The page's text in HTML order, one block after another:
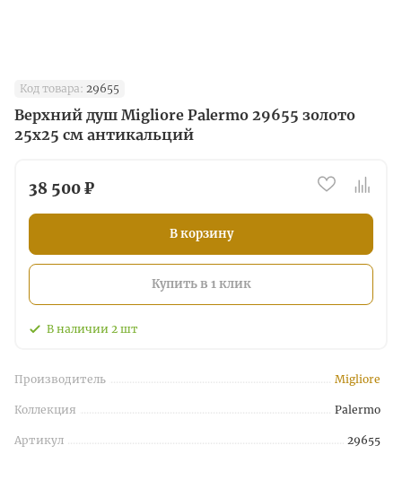
Код товара: 29655
Верхний душ Migliore Palermo 29655 золото
25x25 см антикальций
38 500 ₽
В корзину
Купить в 1 клик
В наличии 2 шт
Производитель Migliore
Коллекция Palermo
Артикул 29655